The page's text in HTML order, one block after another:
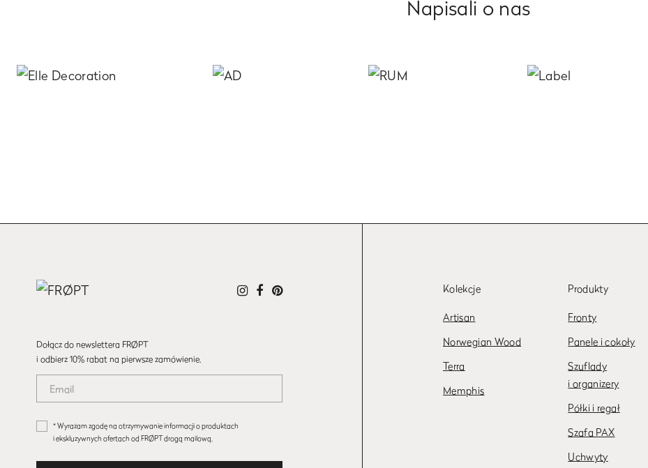
Napisali o nas
Dołącz do newslettera FRØPT
i odbierz 10% rabat na pierwsze zamówienie.
* Wyrażam zgodę na otrzymywanie informacji o produktach
i ekskluzywnych ofertach od FRØPT drogą mailową.
Kolekcje
Artisan
Norwegian Wood
Terra
Memphis
Produkty
Fronty
Panele i cokoły
Szuflady
i organizery
Półki i regał
Szafa PAX
Uchwyty